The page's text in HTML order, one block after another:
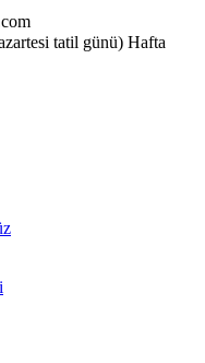
tatil günü) Hafta